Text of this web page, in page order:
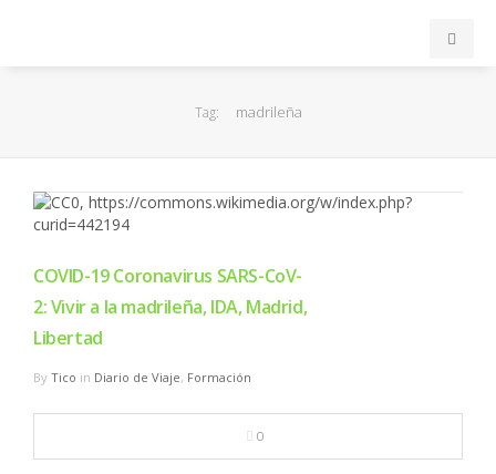
EuroLeague
FEB
FIBA
OTROS
Tag: madrileña
COVID-19 Coronavirus SARS-CoV-
2: Vivir a la madrileña, IDA, Madrid,
Libertad
By Tico in Diario de Viaje, Formación
0